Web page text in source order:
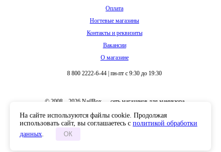
Оплата
Ногтевые магазины
Контакты и реквизиты
Вакансии
О магазине
8 800 2222-6-44 | пн-пт с 9:30 до 19:30
© 2008 – 2026 NailBox — сеть магазинов для маникюра
На сайте используются файлы cookie. Продолжая
использовать сайт, вы соглашаетесь с политикой обработки
данных. ОК